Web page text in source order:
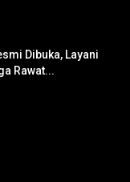
Dibuka, Layani
Rawat...